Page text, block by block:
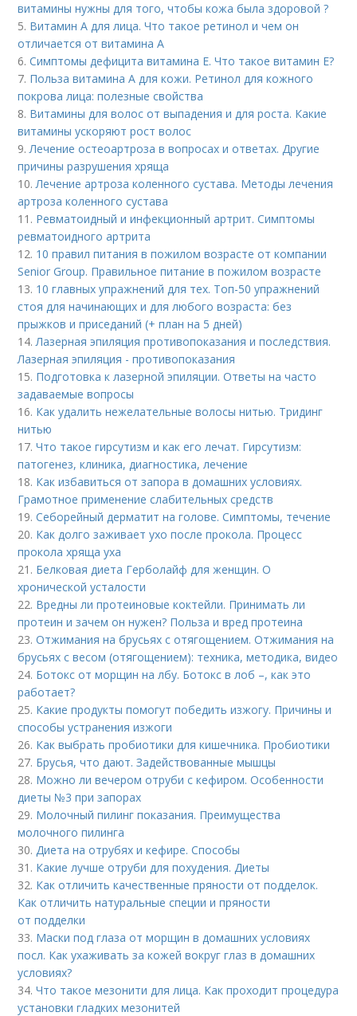
витамины нужны для того, чтобы кожа была здоровой ?
5. Витамин A для лица. Что такое ретинол и чем он
отличается от витамина А
6.Симптомы дефицита витамина E. Что такое витамин Е?
7. Польза витамина А для кожи. Ретинол для кожного
покрова лица: полезные свойства
8. Витамины для волос от выпадения и для роста. Какие
витамины ускоряют рост волос
9.Лечение остеоартроза в вопросах и ответах. Другие
причины разрушения хряща
10.Лечение артроза коленного сустава. Методы лечения
артроза коленного сустава
11. Ревматоидный и инфекционный артрит. Симптомы
ревматоидного артрита
12. 10 правил питания в пожилом возрасте от компании
Senior Group. Правильное питание в пожилом возрасте
13. 10 главных упражнений для тех. Топ-50 упражнений
стоя для начинающих и для любого возраста: без
прыжков и приседаний (+ план на 5 дней)
14.Лазерная эпиляция противопоказания и последствия.
Лазерная эпиляция - противопоказания
15. Подготовка к лазерной эпиляции. Ответы на часто
задаваемые вопросы
16. Как удалить нежелательные волосы нитью. Тридинг
нитью
17.Что такое гирсутизм и как его лечат. Гирсутизм:
патогенез, клиника, диагностика, лечение
18. Как избавиться от запора в домашних условиях.
Грамотное применение слабительных средств
19.Себорейный дерматит на голове. Cимптомы, течение
20. Как долго заживает ухо после прокола. Процесс
прокола хряща уха
21. Белковая диета Герболайф для женщин. О
хронической усталости
22. Вредны ли протеиновые коктейли. Принимать ли
протеин и зачем он нужен? Польза и вред протеина
23.Отжимания на брусьях с отягощением. Отжимания на
брусьях с весом (отягощением): техника, методика, видео
24. Ботокс от морщин на лбу. Ботокс в лоб –, как это
работает?
25. Какие продукты помогут победить изжогу. Причины и
способы устранения изжоги
26. Как выбрать пробиотики для кишечника. Пробиотики
27. Брусья, что дают. Задействованные мышцы
28. Можно ли вечером отруби с кефиром. Особенности
диеты №3 при запорах
29. Молочный пилинг показания. Преимущества
молочного пилинга
30.Диета на отрубях и кефире. Способы
31. Какие лучше отруби для похудения. Диеты
32. Как отличить качественные пряности от подделок.
Как отличить натуральные специи и пряности
от подделки
33. Маски под глаза от морщин в домашних условиях
посл. Как ухаживать за кожей вокруг глаз в домашних
условиях?
34.Что такое мезонити для лица. Как проходит процедура
установки гладких мезонитей